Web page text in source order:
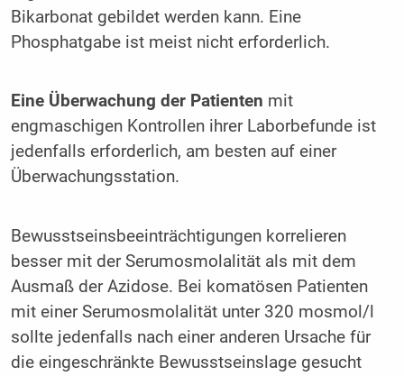
Bikarbonat gebildet werden kann. Eine
Phosphatgabe ist meist nicht erforderlich.
Eine Überwachung der Patienten mit
engmaschigen Kontrollen ihrer Laborbefunde ist
jedenfalls erforderlich, am besten auf einer
Überwachungsstation.
Bewusstseinsbeeinträchtigungen korrelieren
besser mit der Serumosmolalität als mit dem
Ausmaß der Azidose. Bei komatösen Patienten
mit einer Serumosmolalität unter 320 mosmol/l
sollte jedenfalls nach einer anderen Ursache für
die eingeschränkte Bewusstseinslage gesucht